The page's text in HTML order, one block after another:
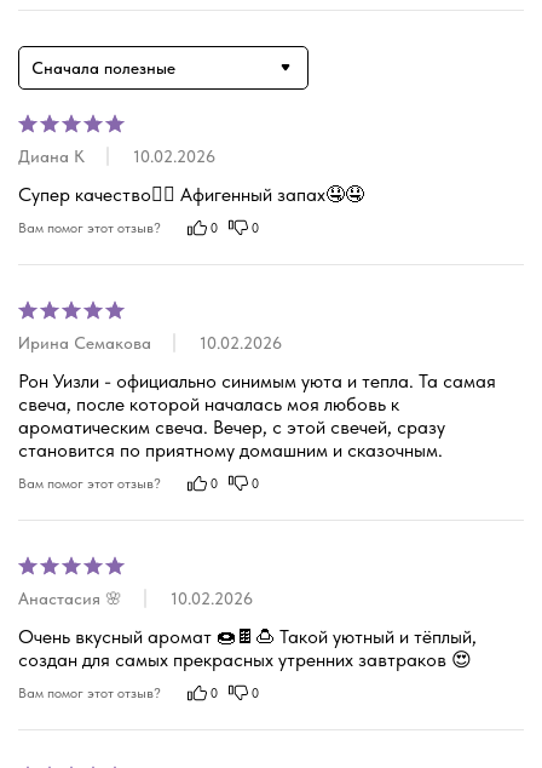
Сначала полезные
Диана К 10.02.2026
Супер качество👍🏻 Афигенный запах🤤🤤
Вам помог этот отзыв? 0 0
Ирина Семакова 10.02.2026
Рон Уизли - официально синимым уюта и тепла. Та самая
свеча, после которой началась моя любовь к
ароматическим свеча. Вечер, с этой свечей, сразу
становится по приятному домашним и сказочным.
Вам помог этот отзыв? 0 0
Анастасия 🌸 10.02.2026
Очень вкусный аромат 🍩🍫🍮 Такой уютный и тёплый,
создан для самых прекрасных утренних завтраков 😍
Вам помог этот отзыв? 0 0